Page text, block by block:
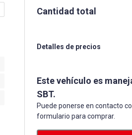
Cantidad total
Detalles de precios
Este vehículo es
SBT.
Puede ponerse en contacto
formulario para comprar.